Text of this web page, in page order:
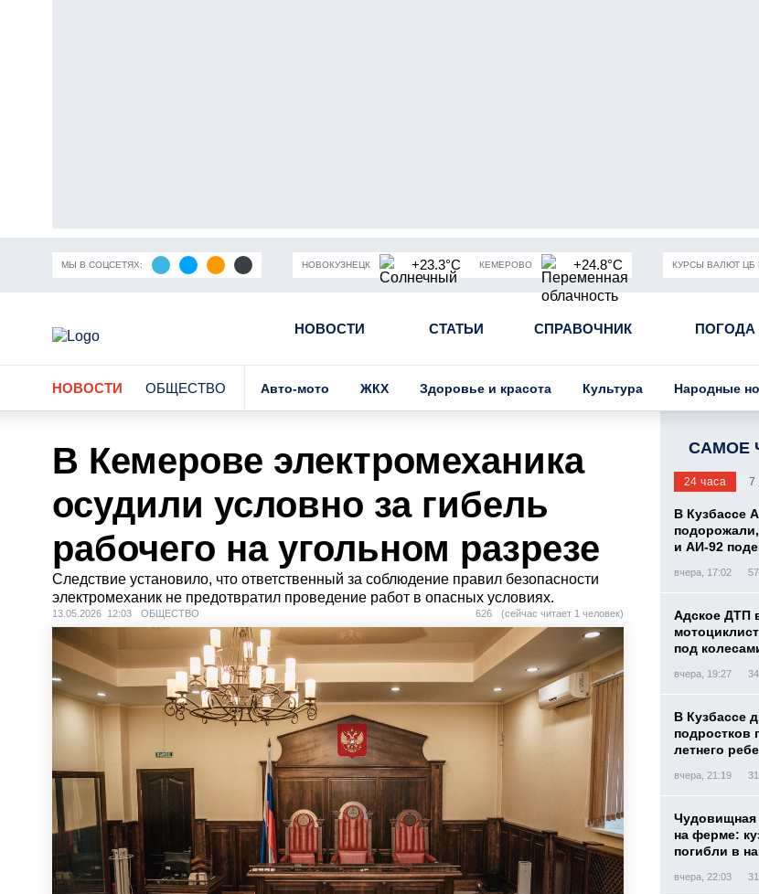
МЫ В СОЦСЕТЯХ: НОВОКУЗНЕЦК +23.3°C КЕМЕРОВО +24.8°C КУРСЫ ВАЛЮТ ЦБ
НОВОСТИ СТАТЬИ СПРАВОЧНИК ПОГОДА
Кузбасса Пандемия коронавирусной инфекции Частичная мобилизация в России Угольная
НОВОСТИ ОБЩЕСТВО Авто-мото ЖКХ Здоровье и красота Культура Народные
В Кемерове электромеханика
осудили условно за гибель
рабочего на угольном разрезе
Следствие установило, что ответственный за соблюдение правил безопасности
электромеханик не предотвратил проведение работ в опасных условиях.
13.05.2026 12:03 ОБЩЕСТВО 626 (сейчас читает 1 человек)
САМОЕ
24 часа 7
В Кузбассе
и АИ-92
вчера, 17:02
Адское ДТП
под
вчера, 19:27
В Кузбассе
подростков
летнего
вчера, 21:19
Чудовищная
на ферме:
погибли в
вчера, 22:03